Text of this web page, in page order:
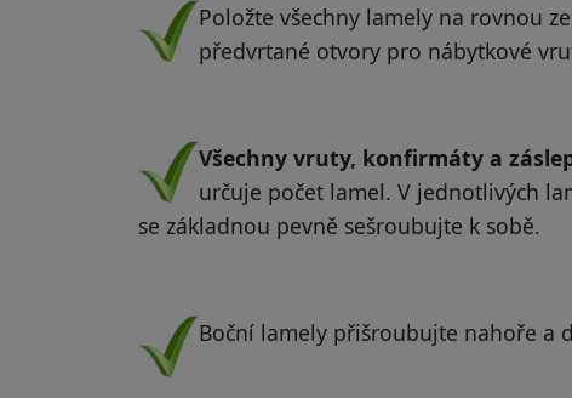
Položte všechny lamely na rovnou
předvrtané otvory pro nábytkové
Všechny vruty, konfirmáty a
určuje počet lamel. V jednotlivých
se základnou pevně sešroubujte k sobě.
Boční lamely přišroubujte nahoře a